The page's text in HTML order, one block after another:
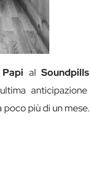
al
poco più di un mese.